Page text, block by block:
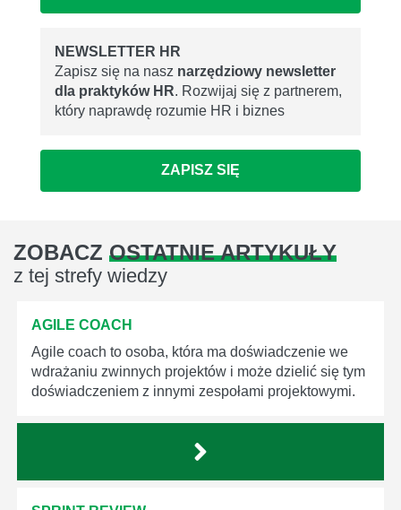
NEWSLETTER HR
Zapisz się na nasz narzędziowy newsletter
dla praktyków HR. Rozwijaj się z partnerem,
który naprawdę rozumie HR i biznes
ZAPISZ SIĘ
ZOBACZ OSTATNIE ARTYKUŁY
z tej strefy wiedzy
AGILE COACH
Agile coach to osoba, która ma doświadczenie we
wdrażaniu zwinnych projektów i może dzielić się tym
doświadczeniem z innymi zespołami projektowymi.